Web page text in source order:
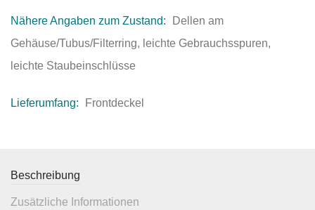
Nähere Angaben zum Zustand:
Dellen am
Gehäuse/Tubus/Filterring, leichte Gebrauchsspuren,
leichte Staubeinschlüsse
Lieferumfang: Frontdeckel
Beschreibung
Zusätzliche Informationen